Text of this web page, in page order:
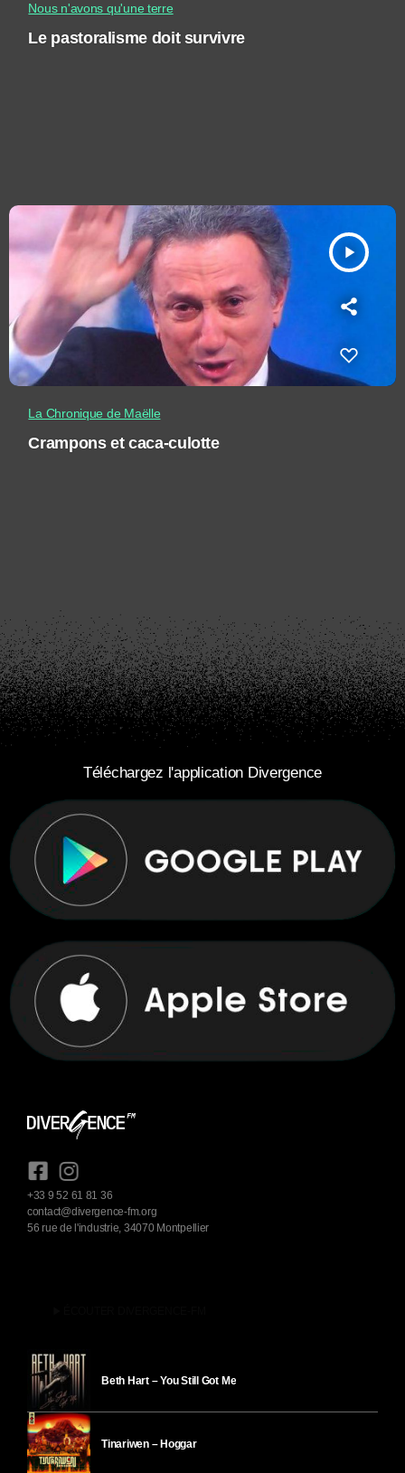
Nous n'avons qu'une terre
Le pastoralisme doit survivre
play_arrow
La Chronique de Maëlle
Crampons et caca-culotte
Téléchargez l'application Divergence
+33 9 52 61 81 36
contact@divergence-fm.org
56 rue de l'industrie, 34070 Montpellier
Beth Hart – You Still Got Me
Tinariwen – Hoggar